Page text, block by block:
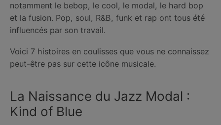
notamment le bebop, le cool, le modal, le hard bop
et la fusion. Pop, soul, R&B, funk et rap ont tous été
influencés par son travail.
Voici 7 histoires en coulisses que vous ne connaissez
peut-être pas sur cette icône musicale.
La Naissance du Jazz Modal :
Kind of Blue